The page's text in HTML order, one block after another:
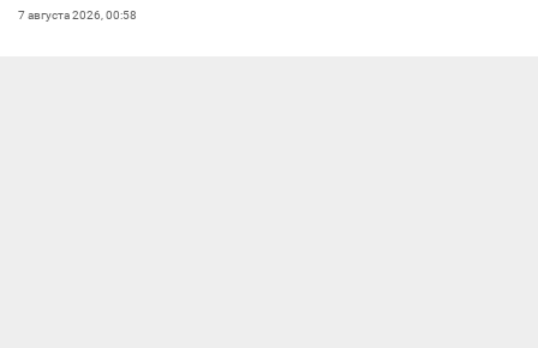
7 августа 2026, 00:58